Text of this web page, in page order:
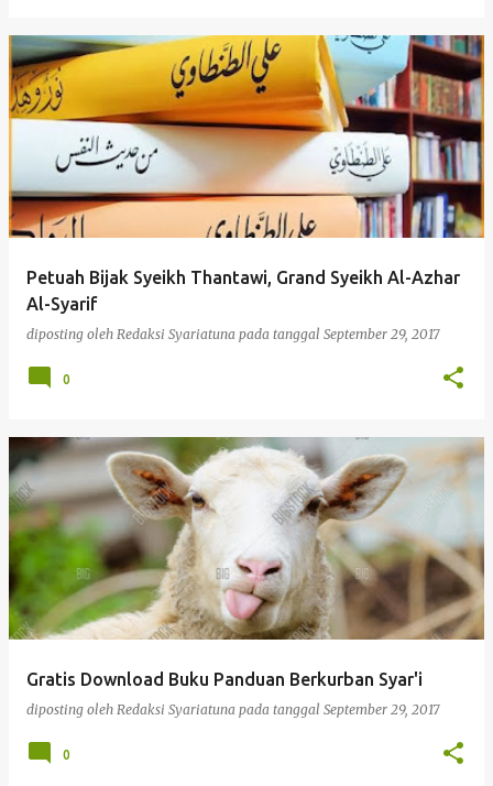
Petuah Bijak Syeikh Thantawi, Grand Syeikh Al-Azhar
Al-Syarif
diposting oleh Redaksi Syariatuna pada tanggal September 29, 2017
0
Gratis Download Buku Panduan Berkurban Syar'i
diposting oleh Redaksi Syariatuna pada tanggal September 29, 2017
0